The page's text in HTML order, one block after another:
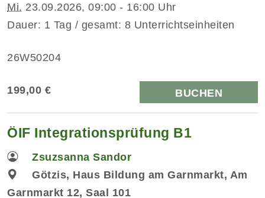
Mi. 23.09.2026, 09:00 - 16:00 Uhr
Dauer: 1 Tag / gesamt: 8 Unterrichtseinheiten
26W50204
199,00 € BUCHEN
ÖIF Integrationsprüfung B1
Zsuzsanna Sandor
Götzis, Haus Bildung am Garnmarkt, Am
Garnmarkt 12, Saal 101